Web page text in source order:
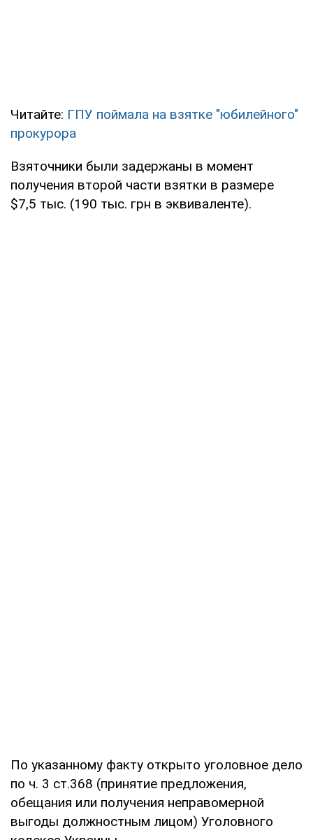
Читайте: ГПУ поймала на взятке "юбилейного"
прокурора
Взяточники были задержаны в момент
получения второй части взятки в размере
$7,5 тыс. (190 тыс. грн в эквиваленте).
По указанному факту открыто уголовное дело
по ч. 3 ст.368 (принятие предложения,
обещания или получения неправомерной
выгоды должностным лицом) Уголовного